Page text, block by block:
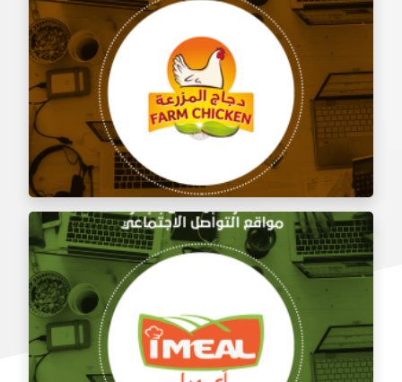
إدارة السوشيال ميديا لشركة دلمون للدواجن (دجاج
المزرعة)